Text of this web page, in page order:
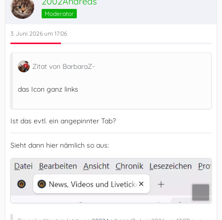
Moderator
3. Juni 2026 um 17:06
Zitat von BarbaraZ-
das Icon ganz links
Ist das evtl. ein angepinnter Tab?
Sieht dann hier nämlich so aus: